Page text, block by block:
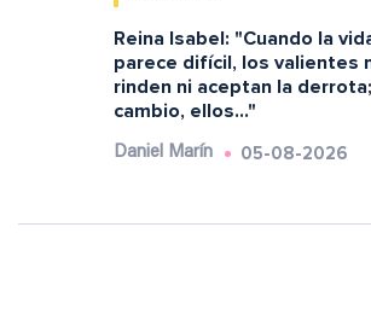
Reina Isabel: "Cuando la
parece difícil, los valientes
rinden ni aceptan la
cambio, ellos..."
Daniel Marín 05-08-2026